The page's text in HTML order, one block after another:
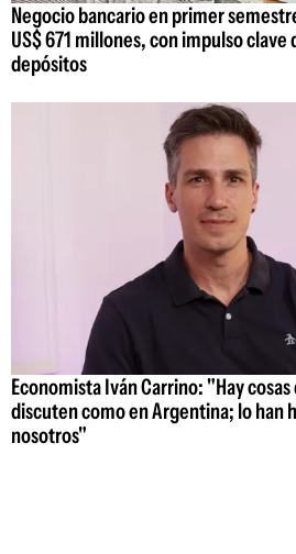
Negocio bancario en primer
US$ 671 millones, con impulso
depósitos
Economista Iván Carrino: "Hay
discuten como en Argentina; lo han
nosotros"